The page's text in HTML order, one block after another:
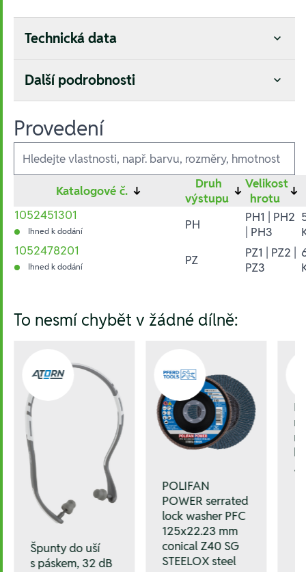
Technická data
Další podrobnosti
Provedení
Ausführungen
Katalogové č. ↓
Druh
výstupu ↓ Velikost
hrotu
↓
1052451301
Ihned k dodání PH
PH1 | PH2
| PH3
1052478201
Ihned k dodání PZ
PZ1 | PZ2 |
PZ3
To nesmí chybět v žádné dílně:
Špunty do uší
s páskem, 32 dB
POLIFAN
POWER serrated
lock washer PFC
125x22.23 mm
conical Z40 SG
STEELOX steel